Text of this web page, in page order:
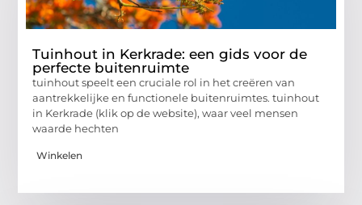
Tuinhout in Kerkrade: een gids voor de
perfecte buitenruimte
tuinhout speelt een cruciale rol in het creëren van
aantrekkelijke en functionele buitenruimtes. tuinhout
in Kerkrade (klik op de website), waar veel mensen
waarde hechten
Winkelen